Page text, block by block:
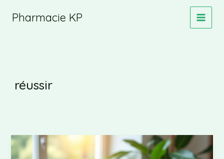
Pharmacie KP
réussir